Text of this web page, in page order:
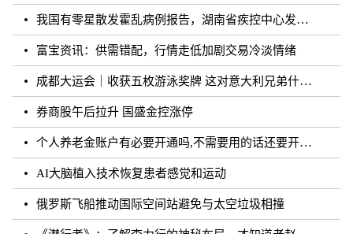
我国有零星散发霍乱病例报告，湖南省疾控中心发布相关健康提醒
富宝资讯：供需错配，行情走低加剧交易冷淡情绪
成都大运会｜收获五枚游泳奖牌 这对意大利兄弟什么来头？
券商股午后拉升 国盛金控涨停
个人养老金账户有必要开通吗,不需要用的话还要开通吗？
AI大脑植入技术恢复患者感觉和运动
俄罗斯飞船推动国际空间站避免与太空垃圾相撞